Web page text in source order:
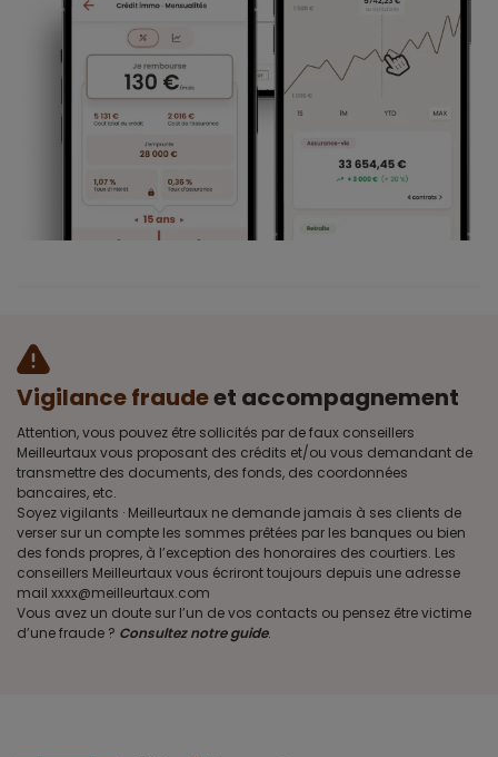
Vigilance fraudeet accompagnement
Attention, vous pouvez être sollicités par de faux conseillers
Meilleurtaux vous proposant des crédits et/ou vous demandant de
transmettre des documents, des fonds, des coordonnées
bancaires, etc.
Soyez vigilants · Meilleurtaux ne demande jamais à ses clients de
verser sur un compte les sommes prêtées par les banques ou bien
des fonds propres, à l’exception des honoraires des courtiers. Les
conseillers Meilleurtaux vous écriront toujours depuis une adresse
mail xxxx@meilleurtaux.com
Vous avez un doute sur l’un de vos contacts ou pensez être victime
d’une fraude ? Consultez notre guide.